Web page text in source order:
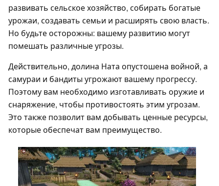
развивать сельское хозяйство, собирать богатые
урожаи, создавать семьи и расширять свою власть.
Но будьте осторожны: вашему развитию могут
помешать различные угрозы.
Действительно, долина Ната опустошена войной, а
самураи и бандиты угрожают вашему прогрессу.
Поэтому вам необходимо изготавливать оружие и
снаряжение, чтобы противостоять этим угрозам.
Это также позволит вам добывать ценные ресурсы,
которые обеспечат вам преимущество.